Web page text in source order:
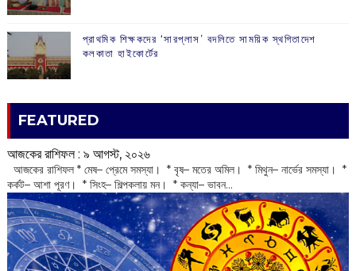
প্রাথমিক শিক্ষকদের ‘সারপ্লাস’ বদলিতে সাময়িক স্থগিতাদেশ
কলকাতা হাইকোর্টের
FEATURED
আজকের রাশিফল :‌ ‌‌৯ আগস্ট, ২০২৬
‌ আজকের রাশিফল * মেষ– প্রেমে সমস্যা। * বৃষ– মতের অমিল। * মিথুন– নার্ভের সমস্যা। *
কর্কট– আশা পূরণ। * সিংহ– শিল্পকলায় মন। * কন্যা– ভাবন...